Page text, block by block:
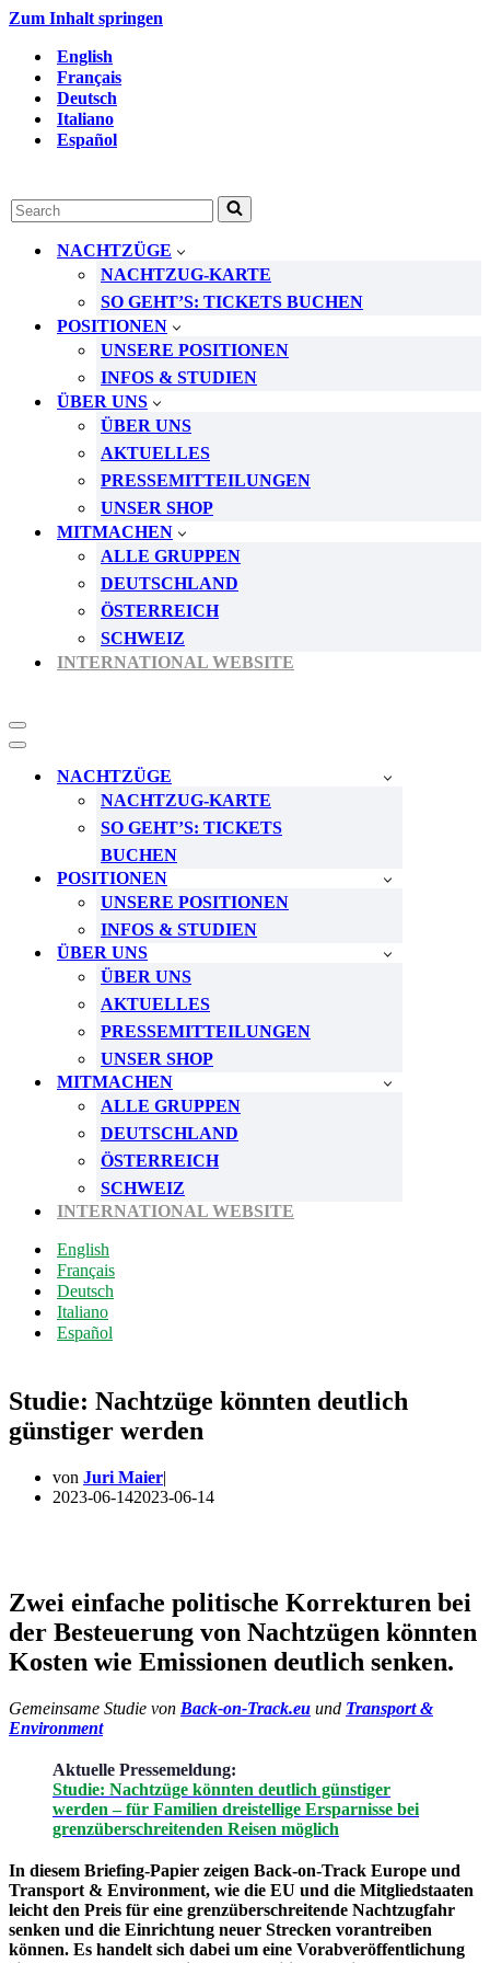
Zum Inhalt springen
English
Français
Deutsch
Italiano
Español
Suchen
nach …
NACHTZÜGE
NACHTZUG-KARTE
SO GEHT’S: TICKETS BUCHEN
POSITIONEN
UNSERE POSITIONEN
INFOS & STUDIEN
ÜBER UNS
ÜBER UNS
AKTUELLES
PRESSEMITTEILUNGEN
UNSER SHOP
MITMACHEN
ALLE GRUPPEN
DEUTSCHLAND
ÖSTERREICH
SCHWEIZ
INTERNATIONAL WEBSITE
Navigationsmenü
Navigationsmenü
NACHTZÜGE
NACHTZUG-KARTE
SO GEHT’S: TICKETS
BUCHEN
POSITIONEN
UNSERE POSITIONEN
INFOS & STUDIEN
ÜBER UNS
ÜBER UNS
AKTUELLES
PRESSEMITTEILUNGEN
UNSER SHOP
MITMACHEN
ALLE GRUPPEN
DEUTSCHLAND
ÖSTERREICH
SCHWEIZ
INTERNATIONAL WEBSITE
English
Français
Deutsch
Italiano
Español
Studie: Nachtzüge könnten deutlich
günstiger werden
von Juri Maier
2023-06-142023-06-14
Zwei einfache politische Korrekturen bei
der Besteuerung von Nachtzügen könnten
Kosten wie Emissionen deutlich senken.
Gemeinsame Studie von Back-on-Track.eu und Transport &
Environment
Aktuelle Pressemeldung:
Studie: Nachtzüge könnten deutlich günstiger
werden – für Familien dreistellige Ersparnisse bei
grenzüberschreitenden Reisen möglich
In diesem Briefing-Papier zeigen Back-on-Track Europe und
Transport & Environment, wie die EU und die Mitgliedstaaten
leicht den Preis für eine grenzüberschreitende Nachtzugfahr
senken und die Einrichtung neuer Strecken vorantreiben
können. Es handelt sich dabei um eine Vorabveröffentlichung